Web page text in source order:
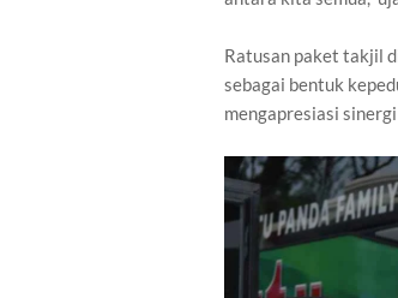
Ratusan paket takjil
sebagai bentuk
mengapresiasi